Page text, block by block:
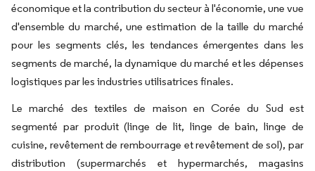
économique et la contribution du secteur à l'économie, une vue
d'ensemble du marché, une estimation de la taille du marché
pour les segments clés, les tendances émergentes dans les
segments de marché, la dynamique du marché et les dépenses
logistiques par les industries utilisatrices finales.
Le marché des textiles de maison en Corée du Sud est
segmenté par produit (linge de lit, linge de bain, linge de
cuisine, revêtement de rembourrage et revêtement de sol), par
distribution (supermarchés et hypermarchés, magasins